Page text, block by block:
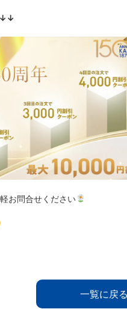
↓↓
お問合せください
一覧に戻